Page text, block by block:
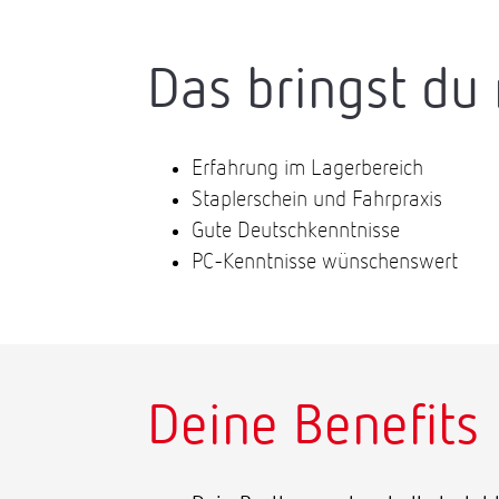
Das bringst du
Erfahrung im Lagerbereich
Staplerschein und Fahrpraxis
Gute Deutschkenntnisse
PC-Kenntnisse wünschenswert
Deine Benefits